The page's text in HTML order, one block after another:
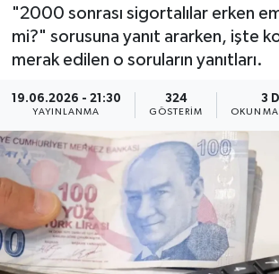
"2000 sonrası sigortalılar erken
mi?" sorusuna yanıt ararken, işte
merak edilen o soruların yanıtları.
19.06.2026 - 21:30
YAYINLANMA
324
GÖSTERIM
3
OKUNMA